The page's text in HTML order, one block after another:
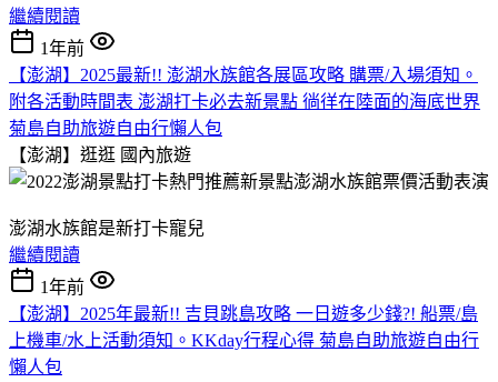
繼續閱讀
1年前
【澎湖】2025最新!! 澎湖水族館各展區攻略 購票/入場須知。
附各活動時間表 澎湖打卡必去新景點 徜徉在陸面的海底世界
菊島自助旅遊自由行懶人包
【澎湖】逛逛 國內旅遊
澎湖水族館是新打卡寵兒
繼續閱讀
1年前
【澎湖】2025年最新!! 吉貝跳島攻略 一日遊多少錢?! 船票/島
上機車/水上活動須知。KKday行程心得 菊島自助旅遊自由行
懶人包